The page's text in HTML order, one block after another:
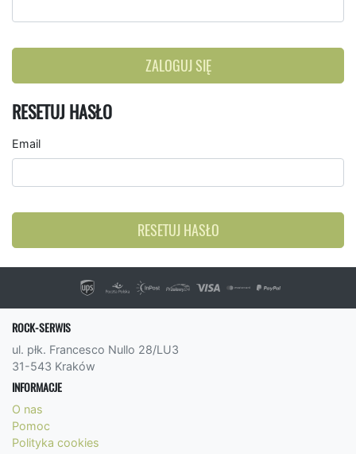
ZALOGUJ SIĘ
RESETUJ HASŁO
Email
RESETUJ HASŁO
ROCK-SERWIS
ul. płk. Francesco Nullo 28/LU3
31-543 Kraków
INFORMACJE
O nas
Pomoc
Polityka cookies